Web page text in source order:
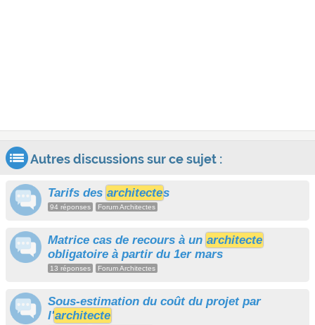
Autres discussions sur ce sujet :
Tarifs des architectes
94 réponses Forum Architectes
Matrice cas de recours à un architecte
obligatoire à partir du 1er mars
13 réponses Forum Architectes
Sous-estimation du coût du projet par
l'architecte